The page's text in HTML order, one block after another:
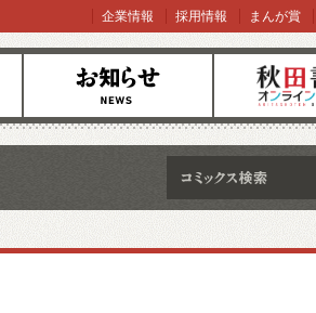
お知らせ オンラインショ
企業情報 採用情報 まんが賞